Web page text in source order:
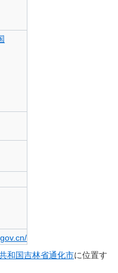
和国吉林省通化市に位置す